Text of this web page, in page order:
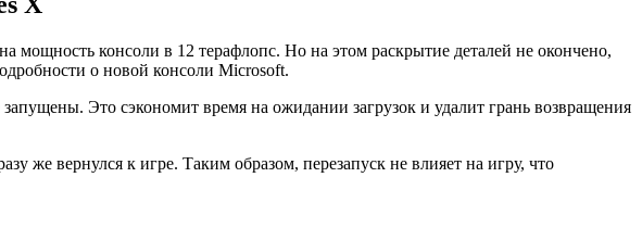
мощность консоли в 12 терафлопс. Но на этом раскрытие деталей не окончено,
о новой консоли Microsoft.
Это сэкономит время на ожидании загрузок и удалит грань возвращения
же вернулся к игре. Таким образом, перезапуск не влияет на игру, что